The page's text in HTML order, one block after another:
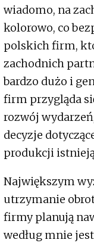
wiadomo, na
kolorowo, co
polskich firm,
zachodnich
bardzo dużo i
firm przygląda
rozwój
decyzje
produkcji
Największym
utrzymanie
firmy planują
według mnie